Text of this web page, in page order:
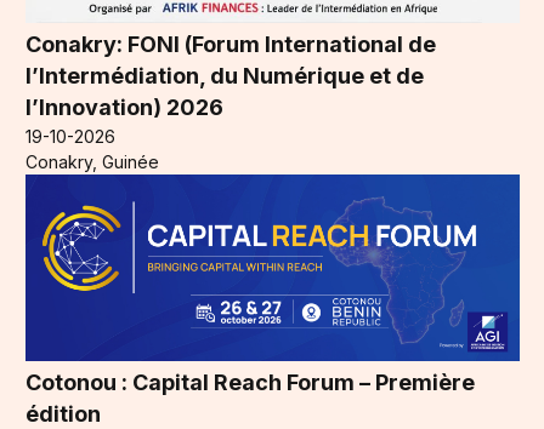
Conakry: FONI (Forum International de
l’Intermédiation, du Numérique et de
l’Innovation) 2026
19-10-2026
Conakry, Guinée
Cotonou : Capital Reach Forum – Première
édition